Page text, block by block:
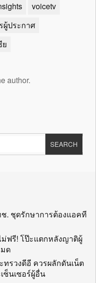
voicetv
ผู้ประกาศ
ย
author.
. ชุดรักษาการต้องแอคที
ฟรี! โป๊ะแตกหลังญาติผู้
ด
รวงดีอี ควรผลักดันเน็ต
ซ็นเซอร์ผู้อื่น